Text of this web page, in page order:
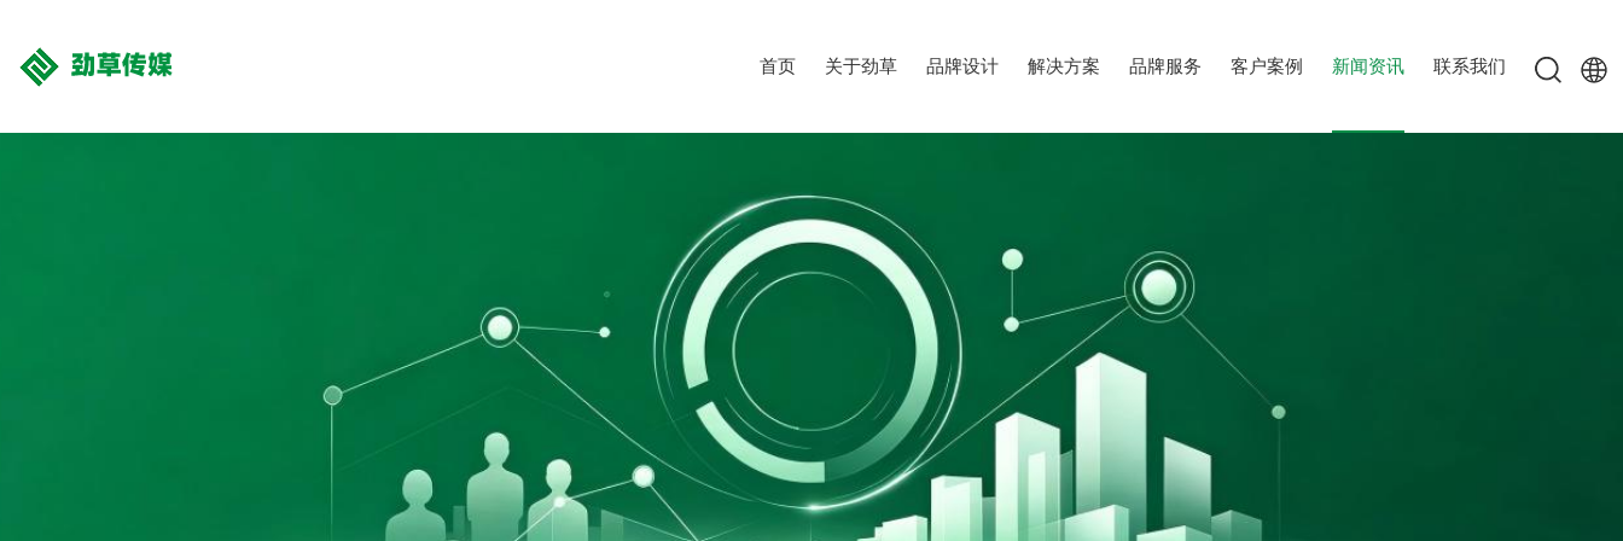
首页 关于劲草 品牌设计 解决方案 品牌服务 客户案例 新闻资讯 联系我们